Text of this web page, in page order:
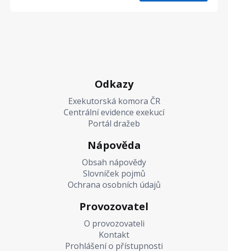
Odkazy
Exekutorská komora ČR
Centrální evidence exekucí
Portál dražeb
Nápověda
Obsah nápovědy
Slovníček pojmů
Ochrana osobních údajů
Provozovatel
O provozovateli
Kontakt
Prohlášení o přístupnosti